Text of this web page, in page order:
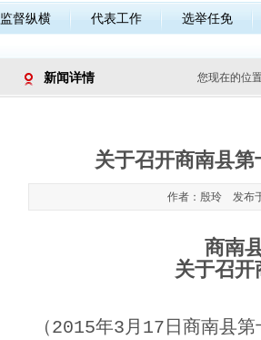
监督纵横 代表工作 选举任免
新闻详情 您现在的位置
关于召开商南县
作者：殷玲 发布
商南
关于召开
（2015年3月17日商南县